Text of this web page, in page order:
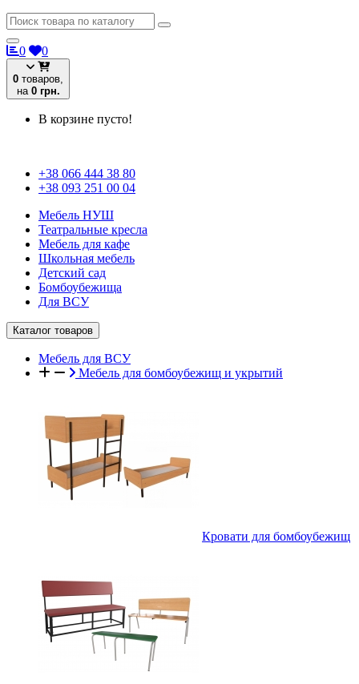
0 0
0 товаров,
на 0 грн.
В корзине пусто!
+38 066 444 38 80
+38 093 251 00 04
Мебель НУШ
Театральные кресла
Мебель для кафе
Школьная мебель
Детский сад
Бомбоубежища
Для ВСУ
Каталог товаров
Мебель для ВСУ
Мебель для бомбоубежищ и укрытий
Кровати для бомбоубежищ